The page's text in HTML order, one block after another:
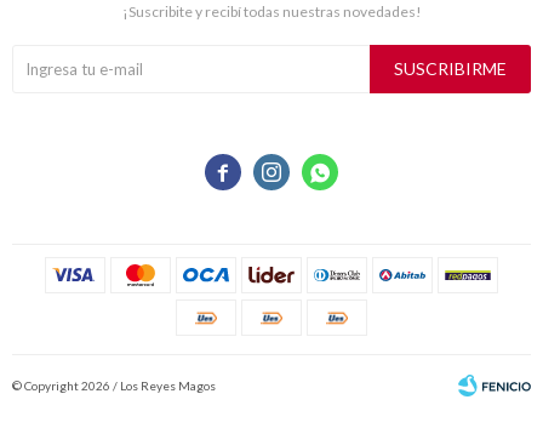
  
¡Suscribite y recibí todas nuestras novedades!
SUSCRIBIRME
© Copyright 2026 / Los Reyes Magos